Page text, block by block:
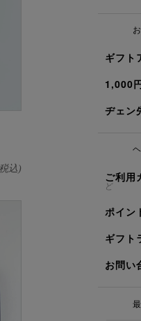
ギフト
1,000
ヂェン
ご利用
ど
ポイン
ギフト
お問い
込)